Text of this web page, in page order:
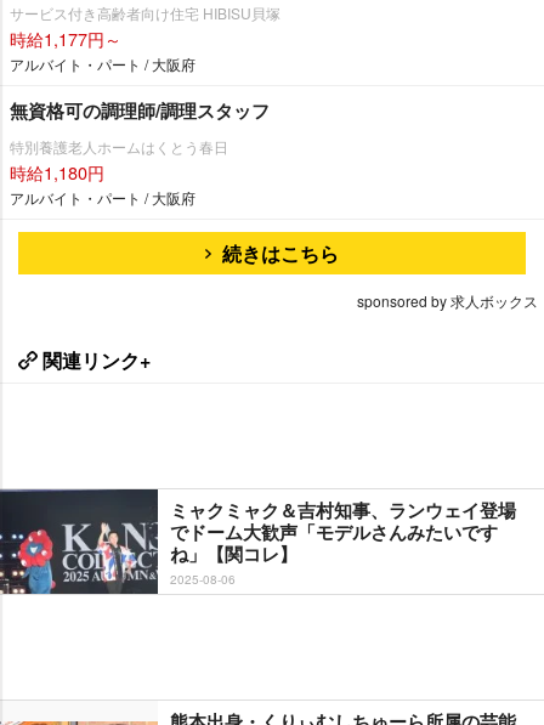
サービス付き高齢者向け住宅 HIBISU貝塚
時給1,177円～
アルバイト・パート / 大阪府
無資格可の調理師/調理スタッフ
特別養護老人ホームはくとう春日
時給1,180円
アルバイト・パート / 大阪府
続きはこちら
sponsored by 求人ボックス
関連リンク+
ミャクミャク＆吉村知事、ランウェイ登場
でドーム大歓声「モデルさんみたいです
ね」【関コレ】
2025-08-06